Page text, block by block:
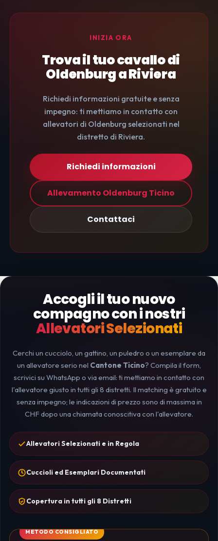
INIZIA ORA
Trova il tuo cavallo di
Oldenburg a Riviera
Richiedi informazioni gratuite e senza
impegno: ti mettiamo in contatto con
allevatori di Oldenburg selezionati nel
distretto di Riviera.
Richiedi informazioni
Allevamento Oldenburg Ticino
Contattaci
Accogli il tuo nuovo
compagno con i nostri
Allevatori Selezionati
Cerchi un cucciolo, un gattino, un puledro o un esemplare da
un allevatore serio nel Cantone Ticino? Compila il form,
scrivici su WhatsApp o via email: ti mettiamo in contatto con
l'allevatore giusto in tutti gli 8 distretti. Il matching è gratuito e
senza impegno; le indicazioni di prezzo sono di massima in
CHF dopo una chiamata conoscitiva con l'allevatore.
Allevatori Selezionati e in Regola
Cuccioli ed Esemplari Documentati
Copertura in tutti gli 8 Distretti